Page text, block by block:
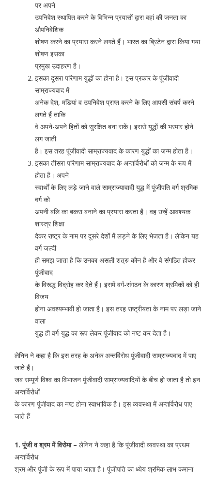
पर अपने
उपनिवेश स्थापित करने के विभिन्न प्रयासों द्वारा वहां की जनता का
औपनिवेशिक
शोषण करने का प्रयास करने लगते हैं। भारत का ब्रिटेन द्वारा किया गया
शोषण इसका
प्रमुख उदाहरण है।
इसका दूसरा परिणाम युद्धों का होना है। इस प्रकार के पूंजीवादी
साम्राज्यवाद में
अनेक देश, मंडियां व उपनिवेश प्राप्त करने के लिए आपसी संघर्ष करने
लगते हैं ताकि
वे अपने-अपने हितों को सुरक्षित बना सकें। इससे युद्धों की भरमार होने
लग जाती
है। इस तरह पूंजीवादी साम्राज्यवाद के कारण युद्धों का जन्म होता है।
इसका तीसरा परिणाम साम्राज्यवाद के अन्तर्विरोधों को जन्म के रूप में
होता है। अपने
स्वार्थों के लिए लड़े जाने वाले साम्राज्यावादी युद्ध में पूंजीपति वर्ग श्रमिक
वर्ग को
अपनी बलि का बकरा बनाने का प्रयास करता है। वह उन्हें आवश्यक
शास्त्र शिक्षा
देकर राष्ट्र के नाम पर दूसरे देशों में लड़ने के लिए भेजता है। लेकिन यह
वर्ग जल्दी
ही समझ जाता है कि उनका असली शत्रु कौन है और वे संगठित होकर
पूंजीवाद
के विरूद्ध विद्रोह कर देते हैं। इसमें वर्ग-संगठन के कारण श्रमिकों को ही
विजय
होना अवश्यम्भावी हो जाता है। इस तरह राष्ट्रीयता के नाम पर लड़ा जाने
वाला
युद्ध ही वर्ग-युद्ध का रूप लेकर पूंजीवाद को नष्ट कर देता है।
लेनिन ने कहा है कि इस तरह के अनेक अन्तर्विरोध पूंजीवादी साम्राज्यवाद में पाए
जाते हैं।
जब सम्पूर्ण विश्व का विभाजन पूंजीवादी साम्राज्यवादियों के बीच हो जाता है तो इन
अन्तर्विरोधों
के कारण पूंजीवाद का नष्ट होना स्वाभाविक है। इस व्यवस्था में अन्तर्विरोध पाए
जाते हैं-
1. पूंजी व श्रम में विरोमा – लेनिन ने कहा है कि पूंजीवादी व्यवस्था का प्रथम
अन्तर्विरोध
श्रम और पूंजी के रूप में पाया जाता है। पूंजीपति का ध्येय श्रमिक लाभ कमाना